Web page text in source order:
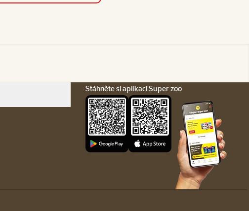
Stáhněte si aplikaci Super zoo